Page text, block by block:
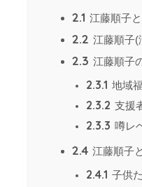
2.1 江藤順子
2.2 江藤順子(
2.3 江藤順子
2.3.1 地域
2.3.2 支援
2.3.3 噂レ
2.4 江藤順子
2.4.1 子供